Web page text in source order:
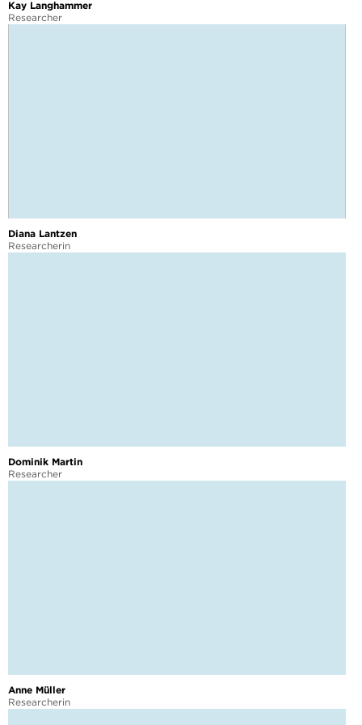
Kay Langhammer
Researcher
Diana Lantzen
Researcherin
Dominik Martin
Researcher
Anne Müller
Researcherin